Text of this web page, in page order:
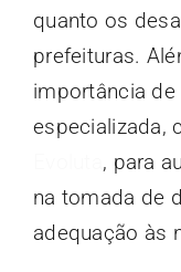
quanto os
prefeituras.
importância
especializada,
, para
na tomada de
adequação às